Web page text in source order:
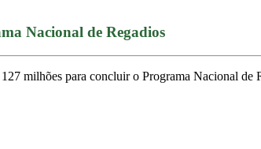
Nacional de Regadios
milhões para concluir o Programa Nacional de